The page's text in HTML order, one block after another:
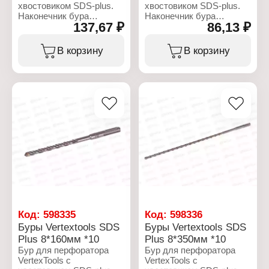
хвостовиком SDS-plus.
Наконечник бура
сформирован одной
победитовой пластиной
и имеет две режущих
износостойким припоем
что гарантирует высокий
Характеристики:
Бренд: Vertextools
Артикул: 999-07-260
Тип хвостовика: SDS-
plus
Диаметр, мм: 7
Длина, мм: 260
Материал: сталь
137,67 ₽
В корзину
хвостовиком SDS-plus.
Наконечник бура
сформирован одной
победитовой пластиной
и имеет две режущих
износостойким припоем
что гарантирует высокий
Характеристики:
Бренд: Vertextools
Артикул: 999-08-110
Тип хвостовика: SDS-
plus
Диаметр, мм: 8
Длина, мм: 110
Материал: сталь
86,13 ₽
В корзину
Код: 598335
Буры Vertextools SDS
Plus 8*160мм *10
Бур для перфоратора
VertexTools с
Код:598336
Буры Vertextools SDS
Plus 8*350мм *10
Бур для перфоратора
VertexTools с